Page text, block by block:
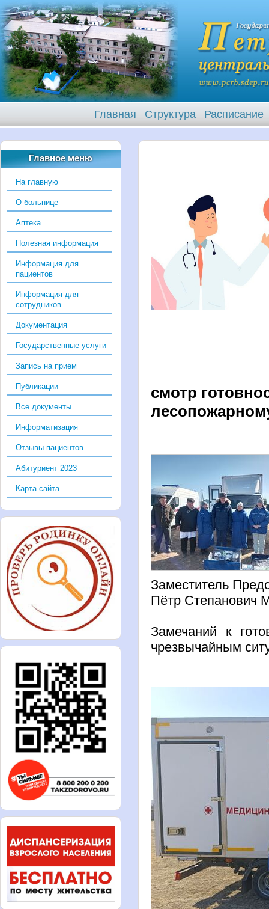
Главная Структура Расписание
Главное меню
На главную
О больнице
Аптека
Полезная информация
Информация для
пациентов
Информация для
сотрудников
Документация
Государственные услуги
Запись на прием
Публикации
Все документы
Информатизация
Отзывы пациентов
Абитуриент 2023
Карта сайта
смотр
Заместитель
Пётр Степанович
Замечаний к
чрезвычайным